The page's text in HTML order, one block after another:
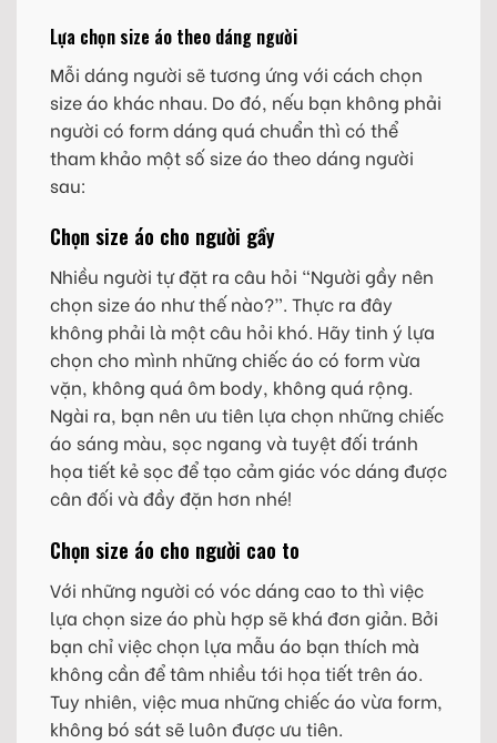
Lựa chọn size áo theo dáng người
Mỗi dáng người sẽ tương ứng với cách chọn
size áo khác nhau. Do đó, nếu bạn không phải
người có form dáng quá chuẩn thì có thể
tham khảo một số size áo theo dáng người
sau:
Chọn size áo cho người gầy
Nhiều người tự đặt ra câu hỏi “Người gầy nên
chọn size áo như thế nào?”. Thực ra đây
không phải là một câu hỏi khó. Hãy tinh ý lựa
chọn cho mình những chiếc áo có form vừa
vặn, không quá ôm body, không quá rộng.
Ngài ra, bạn nên ưu tiên lựa chọn những chiếc
áo sáng màu, sọc ngang và tuyệt đối tránh
họa tiết kẻ sọc để tạo cảm giác vóc dáng được
cân đối và đầy đặn hơn nhé!
Chọn size áo cho người cao to
Với những người có vóc dáng cao to thì việc
lựa chọn size áo phù hợp sẽ khá đơn giản. Bởi
bạn chỉ việc chọn lựa mẫu áo bạn thích mà
không cần để tâm nhiều tới họa tiết trên áo.
Tuy nhiên, việc mua những chiếc áo vừa form,
không bó sát sẽ luôn được ưu tiên.